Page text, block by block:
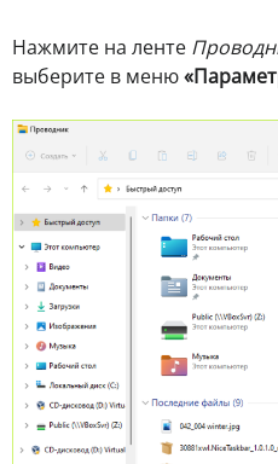
Нажмите на ленте
выберите в меню